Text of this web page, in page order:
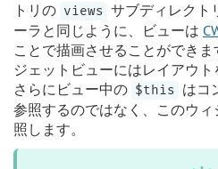
トリの views サブディレクト
ーラと同じように、ビューは
ことで描画させることができ
ジェットビューにはレイアウト
さらにビュー中の $this はコ
参照するのではなく、このウ
照します。